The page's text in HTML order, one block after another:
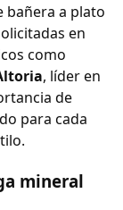
bañera a plato
en
como
, líder en
de
para cada
mineral